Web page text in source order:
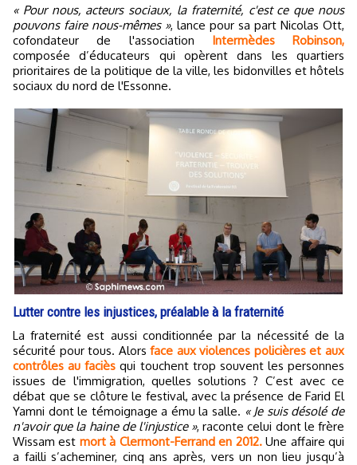
« Pour nous, acteurs sociaux, la fraternité, c'est ce que nous
pouvons faire nous-mêmes », lance pour sa part Nicolas Ott,
cofondateur de l'association Intermèdes Robinson,
composée d’éducateurs qui opèrent dans les quartiers
prioritaires de la politique de la ville, les bidonvilles et hôtels
sociaux du nord de l'Essonne.
Lutter contre les injustices, préalable à la fraternité
La fraternité est aussi conditionnée par la nécessité de la
sécurité pour tous. Alorsface aux violences policières et aux
contrôles au faciès qui touchent trop souvent les personnes
issues de l'immigration, quelles solutions ? C’est avec ce
débat que se clôture le festival, avec la présence de Farid El
Yamni dont le témoignage a ému la salle. « Je suis désolé de
n'avoir que la haine de l'injustice », raconte celui dont le frère
Wissam est mort à Clermont-Ferrand en 2012.Une affaire qui
a failli s’acheminer, cinq ans après, vers un non lieu jusqu’à